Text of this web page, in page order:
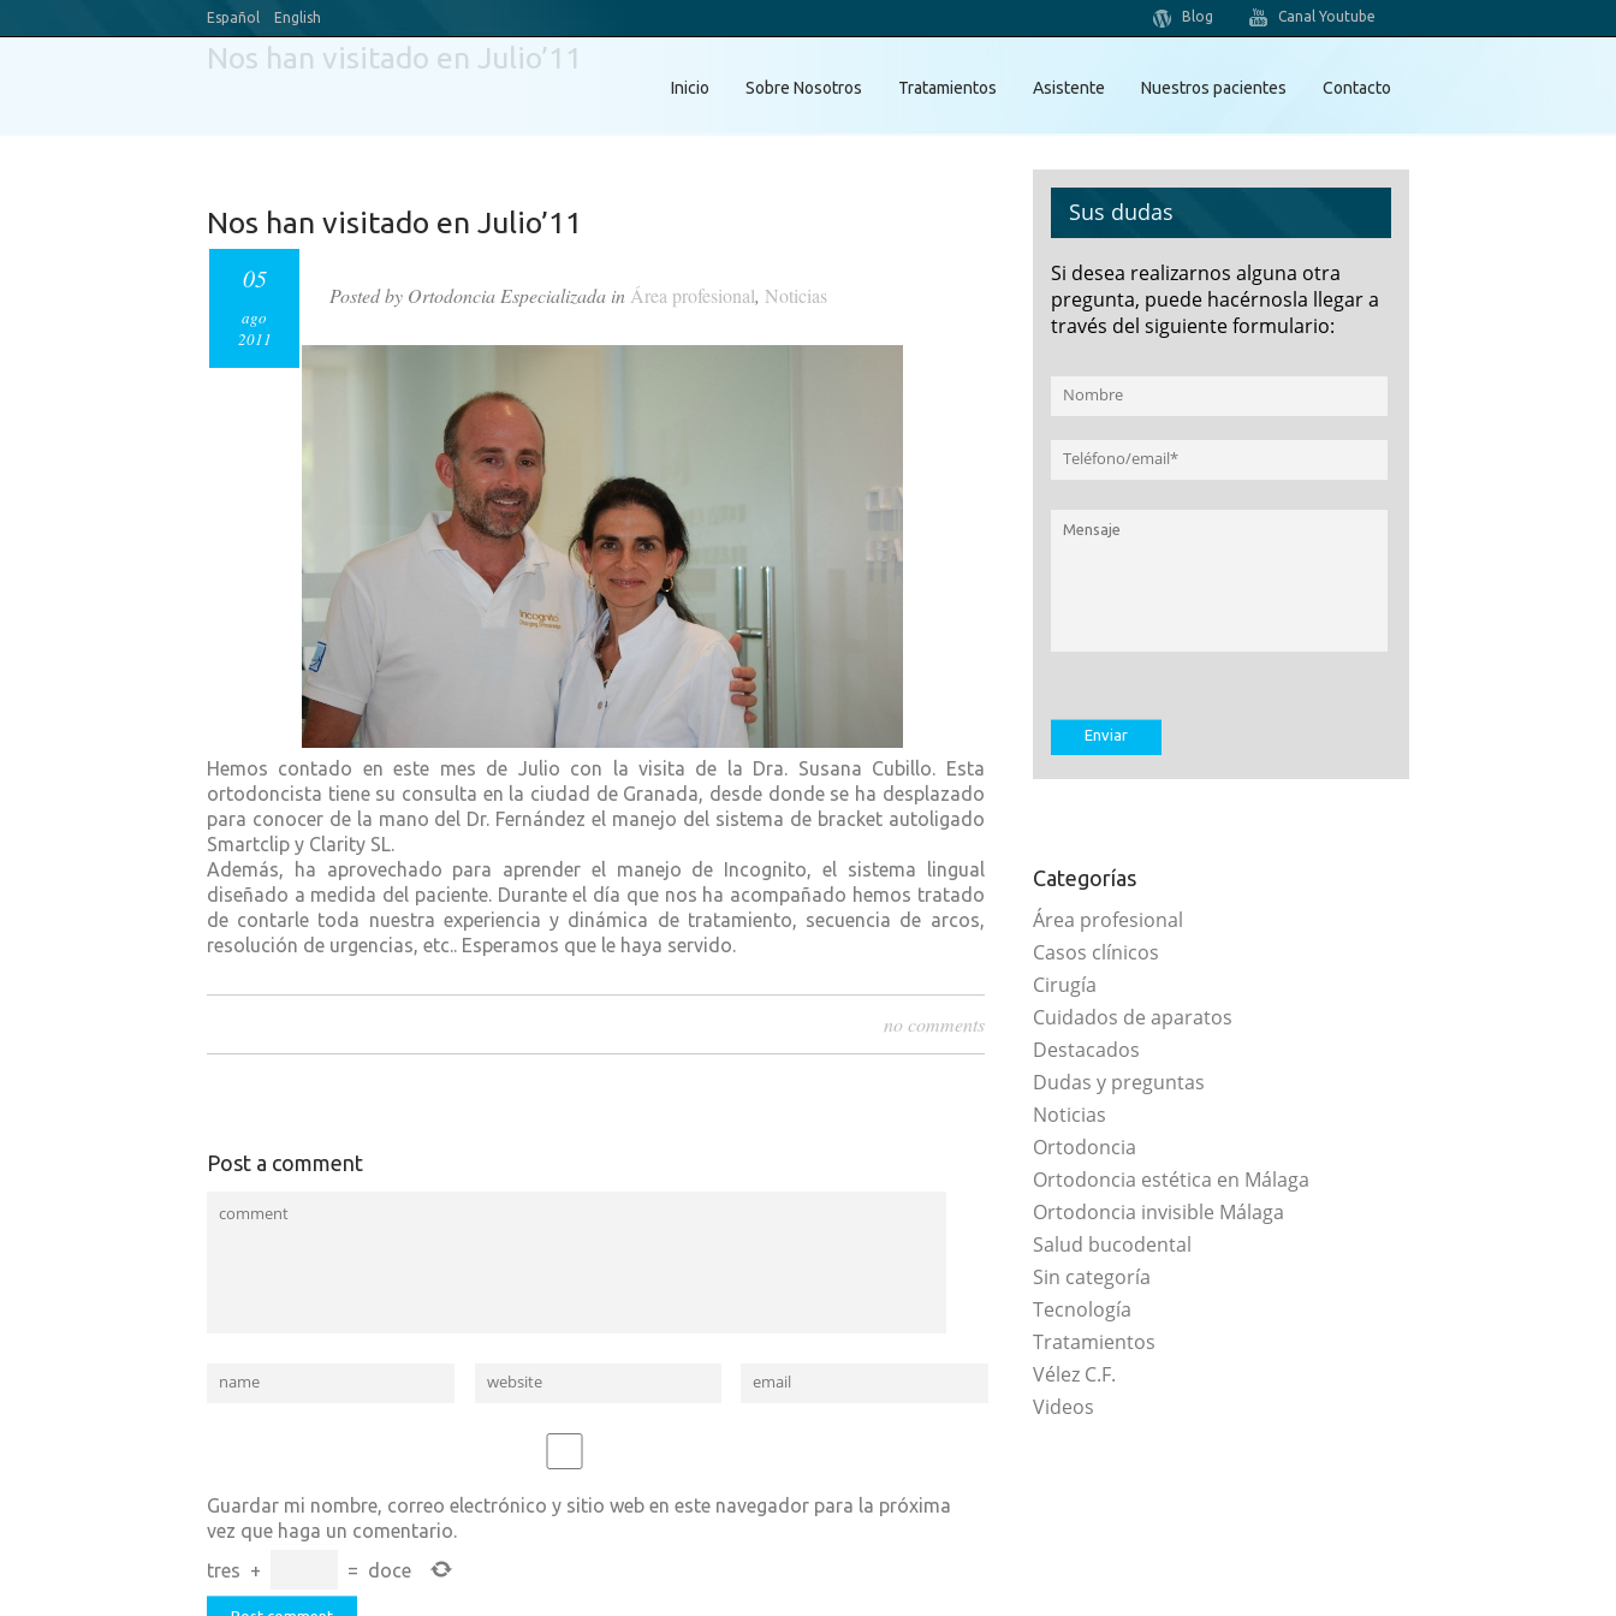
Español English Canal Youtube
Blog
Inicio Sobre Nosotros Tratamientos Asistente Nuestros pacientes Contacto
Nos han visitado en Julio’11
Nos han visitado en Julio’11
Posted by Ortodoncia Especializada in Área profesional, Noticias
05
ago
2011
Hemos contado en este mes de Julio con la visita de la Dra. Susana Cubillo. Esta
ortodoncista tiene su consulta en la ciudad de Granada, desde donde se ha desplazado
para conocer de la mano del Dr. Fernández el manejo del sistema de bracket autoligado
Smartclip y Clarity SL.
Además, ha aprovechado para aprender el manejo de Incognito, el sistema lingual
diseñado a medida del paciente. Durante el día que nos ha acompañado hemos tratado
de contarle toda nuestra experiencia y dinámica de tratamiento, secuencia de arcos,
resolución de urgencias, etc.. Esperamos que le haya servido.
no comments
Post a comment
Guardar mi nombre, correo electrónico y sitio web en este navegador para la próxima
vez que haga un comentario.
tres + = doce
Sus dudas
Si desea realizarnos alguna otra
pregunta, puede hacérnosla llegar a
través del siguiente formulario:
Categorías
Área profesional
Casos clínicos
Cirugía
Cuidados de aparatos
Destacados
Dudas y preguntas
Noticias
Ortodoncia
Ortodoncia estética en Málaga
Ortodoncia invisible Málaga
Salud bucodental
Sin categoría
Tecnología
Tratamientos
Vélez C.F.
Videos